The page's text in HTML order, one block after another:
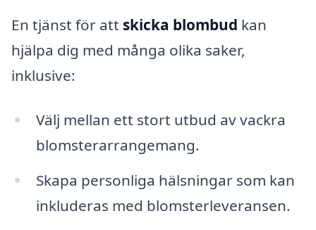
En tjänst för att skicka blombud kan
hjälpa dig med många olika saker,
inklusive:
Välj mellan ett stort utbud av vackra
blomsterarrangemang.
Skapa personliga hälsningar som kan
inkluderas med blomsterleveransen.